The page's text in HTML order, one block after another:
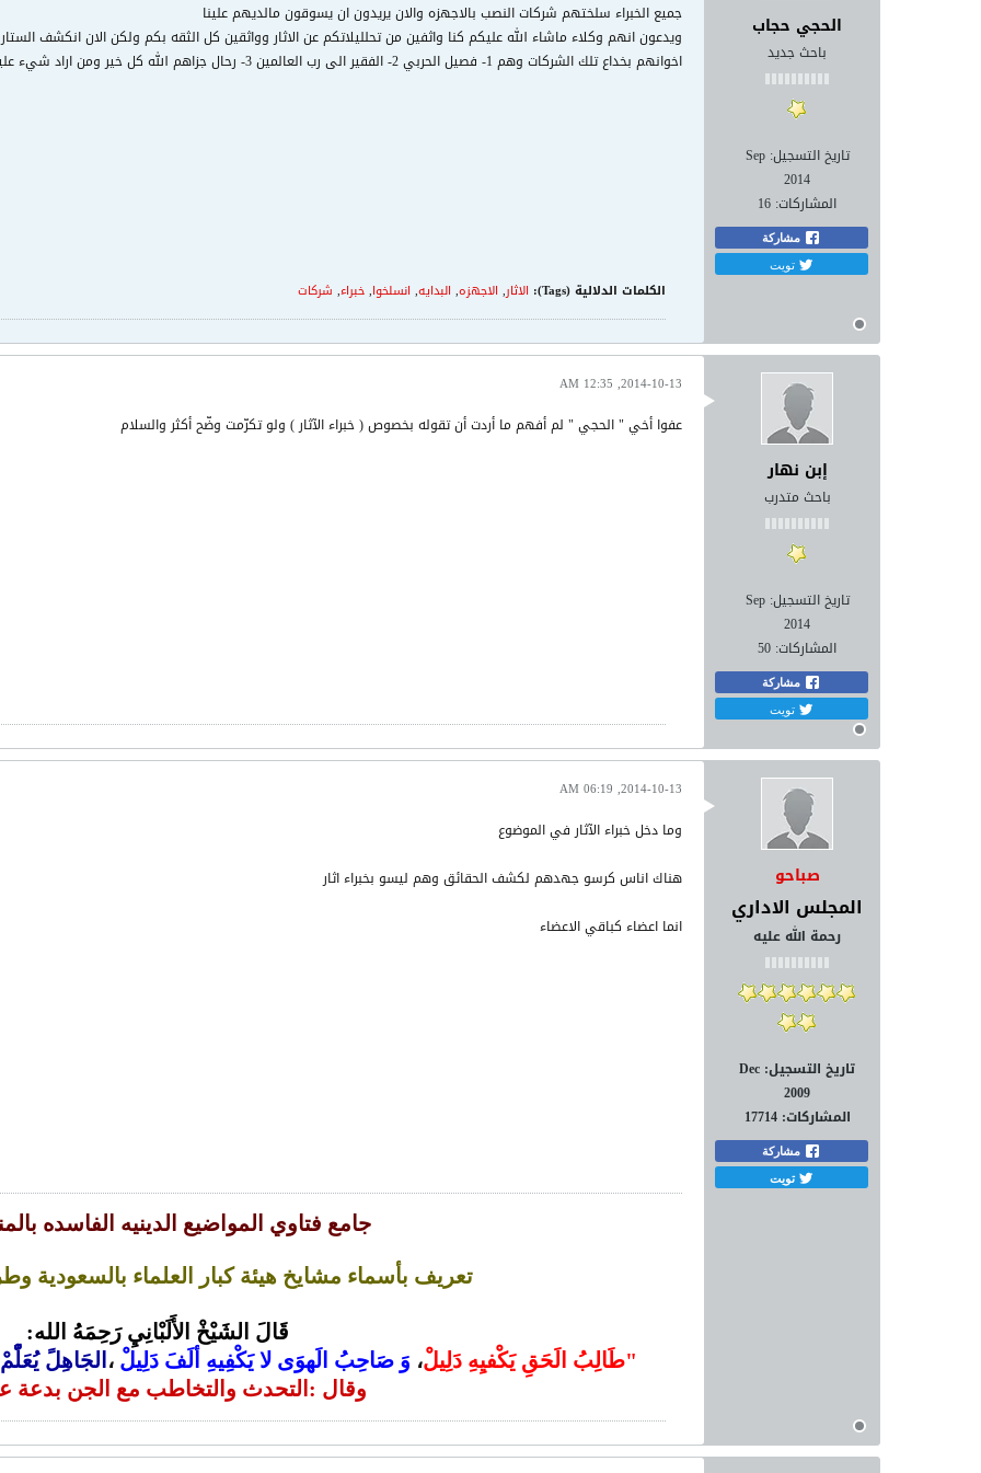
الحجي حجاب
باحث جديد
تاريخ التسجيل: Sep
2014
المشاركات: 16
مشاركة
تويت
جميع الخبراء سلختهم شركات النصب بالاجهزه والان يريدون ان يسوقون مالديهم علينا
ويدعون انهم وكلاء ماشاء الله عليكم كنا واثفين من تحلليلاتكم عن الاثار وواثقين كل الثقه بكم ولكن الان انكشف
اخوانهم بخداع تلك الشركات وهم 1- فصيل الحربي 2- الفقير الى رب العالمين 3- رحال جزاهم الله كل خير ومن اراد شيء عليه استشارتهم وهم لايبخلوا مما يعرفونه والسلام
الكلمات الدلالية (Tags): الاثار, الاجهزه, البدايه, انسلخوا,خبراء, شركات
إبن نهار
باحث متدرب
تاريخ التسجيل: Sep
2014
المشاركات: 50
مشاركة
تويت
2014-10-13, 12:35 AM
عفوا أخي " الحجي " لم أفهم ما أردت أن تقوله بخصوص ( خبراء الآثار ) ولو تكرّمت وضّح أكثر والسلام
صباحو
المجلس الاداري
رحمة الله عليه
تاريخ التسجيل: Dec
2009
المشاركات: 17714
مشاركة
تويت
2014-10-13, 06:19 AM
وما دخل خبراء الآثار في الموضوع
هناك اناس كرسو جهدهم لكشف الحقائق وهم ليسو بخبراء اثار
انما اعضاء كباقي الاعضاء
جامع فتاوي المواضيع الدينيه الفاسده
تعريف بأسماء مشايخ هيئة كبار العلماء بالسعودية
قَالَ الشَيْخْ الأَلَبْانِيِ رَحِمَهُ الله:
"طَالِبُ الَحَقِ يَكْفيِهِ دَلِيلْ، وَ صَاحِبُ الَهوَى لا يَكْفِيهِ ألَفَ دَلِيلْ ، الجَاهِلً يُعَلّْمْ
وقال :التحدث والتخاطب مع الجن بدعة